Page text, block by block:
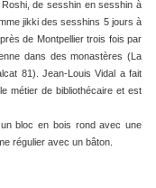
de sesshin en sesshin à
jikki des sesshins 5 jours à
de Montpellier trois fois par
dans des monastères (La
81). Jean-Louis Vidal a fait
métier de bibliothécaire et est
bloc en bois rond avec une
régulier avec un bâton.